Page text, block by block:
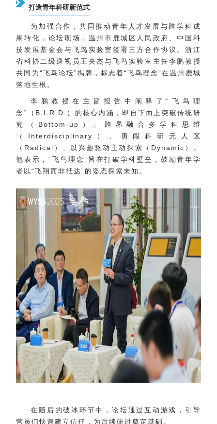
打造青年科研新范式
为加强合作，共同推动青年人才发展与跨学科成
果转化，论坛现场，温州市鹿城区人民政府、中国科
技发展基金会与飞鸟实验室签署三方合作协议。浙江
省科协二级巡视员王央杰与飞鸟实验室主任李鹏教授
共同为“飞鸟论坛”揭牌，标志着“飞鸟理念”在温州鹿城
落地生根。
李鹏教授在主旨报告中阐释了“飞鸟理
念”（B.I.R.D.）的核心内涵，即自下而上突破传统研
究（Bottom-up）、跨界融合多学科思维
（Interdisciplinary）、勇闯科研无人区
（Radical）、以兴趣驱动主动探索（Dynamic）。
他表示，“飞鸟理念”旨在打破学科壁垒，鼓励青年学
者以“飞翔而非抵达”的姿态探索未知。
在随后的破冰环节中，论坛通过互动游戏，引导
营员们快速建立信任，为后续研讨奠定基础。